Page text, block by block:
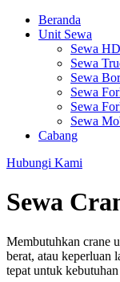
Beranda
Unit Sewa
Sewa
Sewa
Sewa
Sewa
Sewa
Sewa
Cabang
Hubungi Kami
Sewa
Membutuhkan crane
berat, atau keperluan
tepat untuk